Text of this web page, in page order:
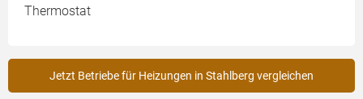
Thermostat
Jetzt Betriebe für Heizungen in Stahlberg vergleichen